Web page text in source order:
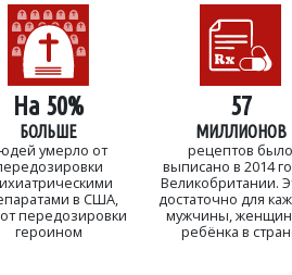
На 50%
БОЛЬШЕ
умерло от
в США,
передозировки
героином
57
МИЛЛИОНОВ
рецептов
выписано в 2014
Великобритании.
достаточно для
мужчины,
ребёнка в